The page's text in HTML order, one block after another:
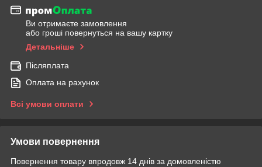
Ви отримаєте замовлення
або гроші повернуться на вашу картку
Детальніше
Післяплата
Оплата на рахунок
Всі умови оплати
Умови повернення
Повернення товару впродовж 14 днів за домовленістю